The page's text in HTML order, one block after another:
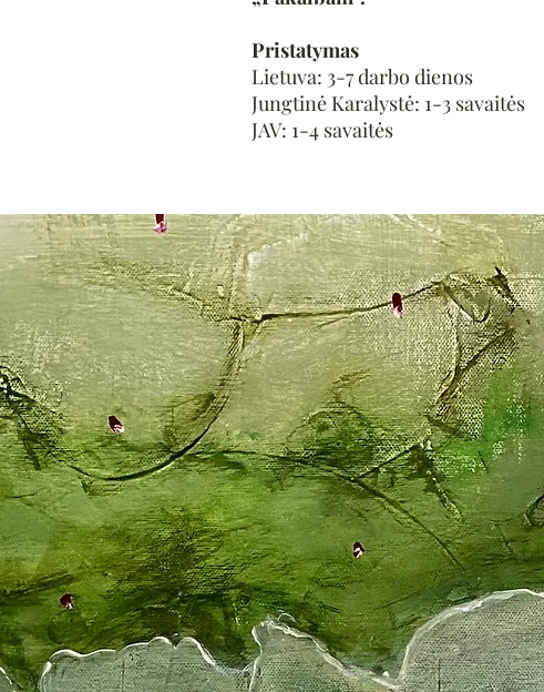
Pristatymas
Lietuva: 3-7 darbo dienos
Jungtinė Karalystė: 1-3 savaitės
JAV: 1-4 savaitės